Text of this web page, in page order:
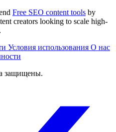
Free SEO content tools by
creators looking to scale high-
Условия использования О нас
защищены.